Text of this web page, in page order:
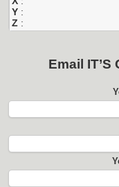
Y :
Z :
Email IT’S